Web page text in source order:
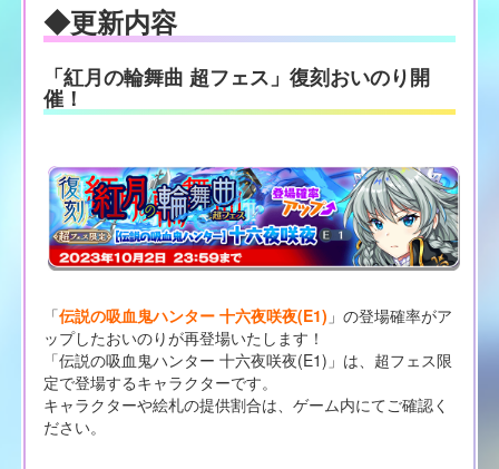
◆更新内容
「紅月の輪舞曲 超フェス」復刻おいのり開
催！
「伝説の吸血鬼ハンター 十六夜咲夜(E1) 」の登場確率がア
ップしたおいのりが再登場いたします！
「伝説の吸血鬼ハンター 十六夜咲夜(E1)」は、超フェス限
定で登場するキャラクターです。
キャラクターや絵札の提供割合は、ゲーム内にてご確認く
ださい。